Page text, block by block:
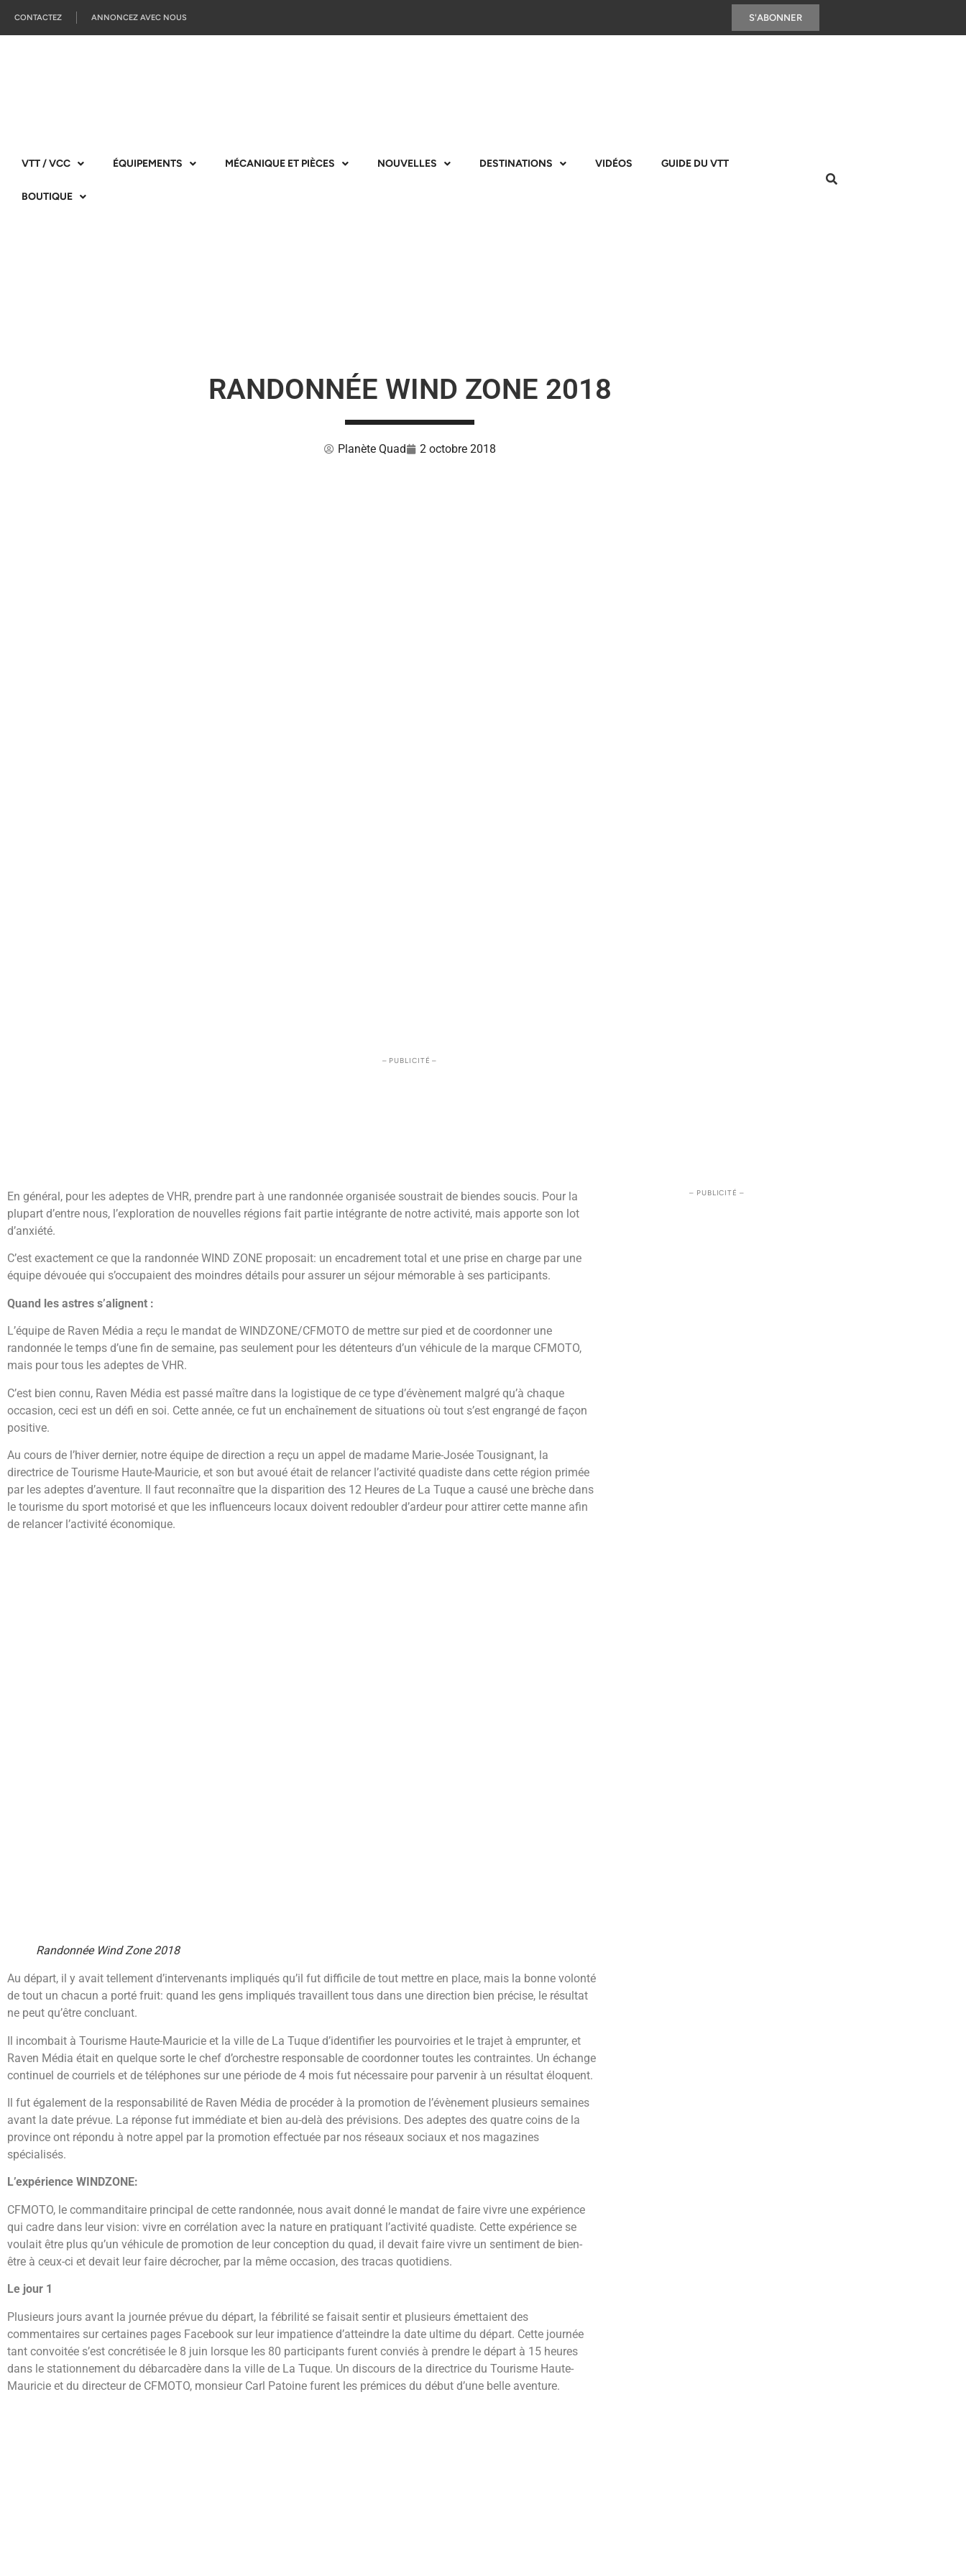
CONTACTEZ ANNONCEZ AVEC NOUS S'ABONNER
VTT / VCC ÉQUIPEMENTS MÉCANIQUE ET PIÈCES NOUVELLES DESTINATIONS VIDÉOS GUIDE DU VTT
BOUTIQUE
RANDONNÉE WIND ZONE 2018
Planète Quad 2 octobre 2018
– PUBLICITÉ –
En général, pour les adeptes de VHR, prendre part à une randonnée organisée soustrait de biendes soucis. Pour la
plupart d’entre nous, l’exploration de nouvelles régions fait partie intégrante de notre activité, mais apporte son lot
d’anxiété.
C’est exactement ce que la randonnée WIND ZONE proposait: un encadrement total et une prise en charge par une
équipe dévouée qui s’occupaient des moindres détails pour assurer un séjour mémorable à ses participants.
Quand les astres s’alignent :
L’équipe de Raven Média a reçu le mandat de WINDZONE/CFMOTO de mettre sur pied et de coordonner une
randonnée le temps d’une fin de semaine, pas seulement pour les détenteurs d’un véhicule de la marque CFMOTO,
mais pour tous les adeptes de VHR.
C’est bien connu, Raven Média est passé maître dans la logistique de ce type d’évènement malgré qu’à chaque
occasion, ceci est un défi en soi. Cette année, ce fut un enchaînement de situations où tout s’est engrangé de façon
positive.
Au cours de l’hiver dernier, notre équipe de direction a reçu un appel de madame Marie-Josée Tousignant, la
directrice de Tourisme Haute-Mauricie, et son but avoué était de relancer l’activité quadiste dans cette région primée
par les adeptes d’aventure. Il faut reconnaître que la disparition des 12 Heures de La Tuque a causé une brèche dans
le tourisme du sport motorisé et que les influenceurs locaux doivent redoubler d’ardeur pour attirer cette manne afin
de relancer l’activité économique.
Randonnée Wind Zone 2018
Au départ, il y avait tellement d’intervenants impliqués qu’il fut difficile de tout mettre en place, mais la bonne volonté
de tout un chacun a porté fruit: quand les gens impliqués travaillent tous dans une direction bien précise, le résultat
ne peut qu’être concluant.
Il incombait à Tourisme Haute-Mauricie et la ville de La Tuque d’identifier les pourvoiries et le trajet à emprunter, et
Raven Média était en quelque sorte le chef d’orchestre responsable de coordonner toutes les contraintes. Un échange
continuel de courriels et de téléphones sur une période de 4 mois fut nécessaire pour parvenir à un résultat éloquent.
Il fut également de la responsabilité de Raven Média de procéder à la promotion de l’évènement plusieurs semaines
avant la date prévue. La réponse fut immédiate et bien au-delà des prévisions. Des adeptes des quatre coins de la
province ont répondu à notre appel par la promotion effectuée par nos réseaux sociaux et nos magazines
spécialisés.
L’expérience WINDZONE:
CFMOTO, le commanditaire principal de cette randonnée, nous avait donné le mandat de faire vivre une expérience
qui cadre dans leur vision: vivre en corrélation avec la nature en pratiquant l’activité quadiste. Cette expérience se
voulait être plus qu’un véhicule de promotion de leur conception du quad, il devait faire vivre un sentiment de bien-
être à ceux-ci et devait leur faire décrocher, par la même occasion, des tracas quotidiens.
Le jour 1
Plusieurs jours avant la journée prévue du départ, la fébrilité se faisait sentir et plusieurs émettaient des
commentaires sur certaines pages Facebook sur leur impatience d’atteindre la date ultime du départ. Cette journée
tant convoitée s’est concrétisée le 8 juin lorsque les 80 participants furent conviés à prendre le départ à 15 heures
dans le stationnement du débarcadère dans la ville de La Tuque. Un discours de la directrice du Tourisme Haute-
Mauricie et du directeur de CFMOTO, monsieur Carl Patoine furent les prémices du début d’une belle aventure.
– PUBLICITÉ –